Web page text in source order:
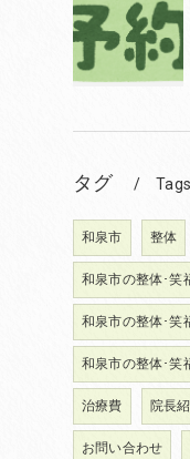
タグ Tags
和泉市 整体
和泉市の整体･笑
和泉市の整体･笑
和泉市の整体･笑
治療費 院長
お問い合わせ